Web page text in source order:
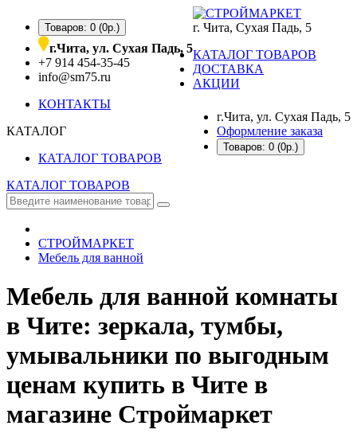
Товаров: 0 (0р.)
г.Чита, ул. Сухая Падь, 5
+7 914 454-35-45
info@sm75.ru
г.Чита, ул. Сухая Падь, 5
Оформление заказа
Товаров: 0 (0р.)
г. Чита, Сухая Падь, 5
КАТАЛОГ ТОВАРОВ
ДОСТАВКА
АКЦИИ
КОНТАКТЫ
КАТАЛОГ
КАТАЛОГ ТОВАРОВ
КАТАЛОГ ТОВАРОВ
СТРОЙМАРКЕТ
Мебель для ванной
Мебель для ванной комнаты
в Чите: зеркала, тумбы,
умывальники по выгодным
ценам купить в Чите в
магазине Строймаркет